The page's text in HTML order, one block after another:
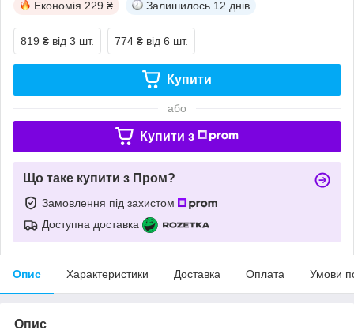
Економія 229 ₴ Залишилось 12 днів
819 ₴ від 3 шт. 774 ₴ від 6 шт.
Купити
або
Купити з
Що таке купити з Пром?
Замовлення під захистом
Доступна доставка
Опис Характеристики Доставка Оплата Умови
Опис